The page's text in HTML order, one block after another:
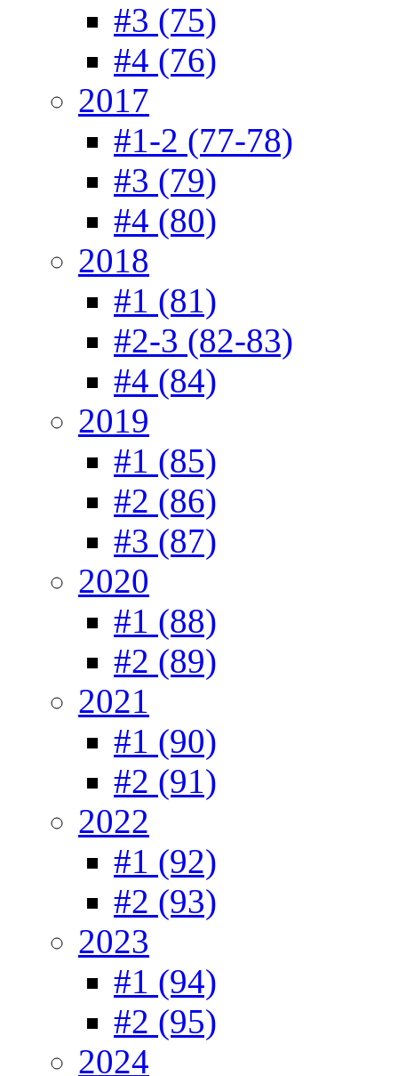
#3 (75)
#4 (76)
2017
#1-2 (77-78)
#3 (79)
#4 (80)
2018
#1 (81)
#2-3 (82-83)
#4 (84)
2019
#1 (85)
#2 (86)
#3 (87)
2020
#1 (88)
#2 (89)
2021
#1 (90)
#2 (91)
2022
#1 (92)
#2 (93)
2023
#1 (94)
#2 (95)
2024